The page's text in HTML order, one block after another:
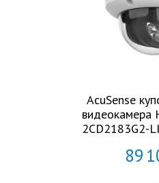
AcuSense
видеокамера
2CD2183G2-
89